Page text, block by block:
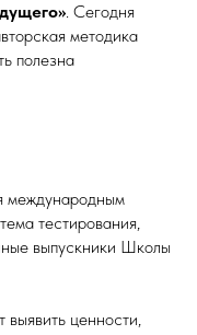
. Сегодня
методика
полезна
международным
тестирования,
выпускники Школы
выявить ценности,